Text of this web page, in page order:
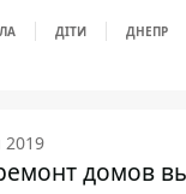
ДІТИ ДНЕПР
2019
домов